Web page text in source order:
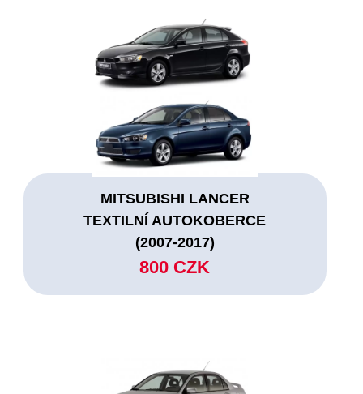
MITSUBISHI LANCER
TEXTILNÍ AUTOKOBERCE
(2007-2017)
800 CZK